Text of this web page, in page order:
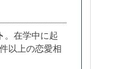
。在学中に起
以上の恋愛相